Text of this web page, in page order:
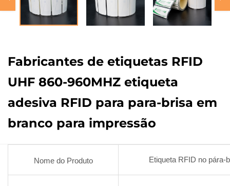
Fabricantes de etiquetas RFID
UHF 860-960MHZ etiqueta
adesiva RFID para para-brisa em
branco para impressão
Nome do Produto Etiqueta RFID no pára-